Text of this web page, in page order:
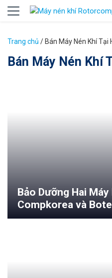
Trang chủ / Bán Máy Nén Khí Tại
Bán Máy Nén Khí
Bảo Dưỡng Hai Máy
Compkorea và